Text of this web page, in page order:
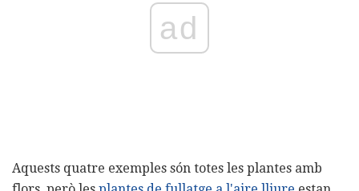
ad
Aquests quatre exemples són totes les plantes amb